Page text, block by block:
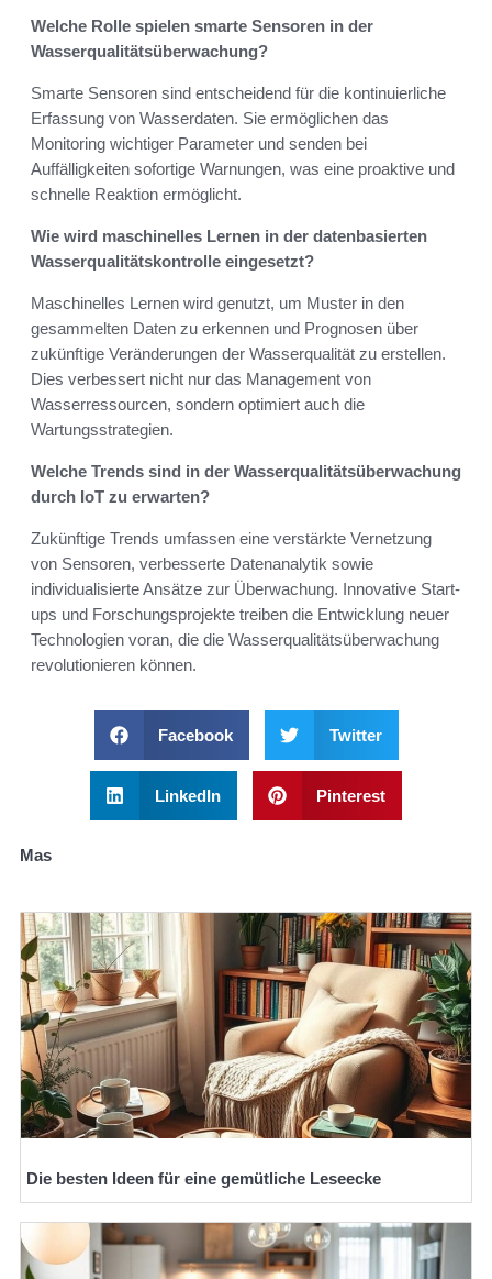
Welche Rolle spielen smarte Sensoren in der
Wasserqualitätsüberwachung?
Smarte Sensoren sind entscheidend für die kontinuierliche
Erfassung von Wasserdaten. Sie ermöglichen das
Monitoring wichtiger Parameter und senden bei
Auffälligkeiten sofortige Warnungen, was eine proaktive und
schnelle Reaktion ermöglicht.
Wie wird maschinelles Lernen in der datenbasierten
Wasserqualitätskontrolle eingesetzt?
Maschinelles Lernen wird genutzt, um Muster in den
gesammelten Daten zu erkennen und Prognosen über
zukünftige Veränderungen der Wasserqualität zu erstellen.
Dies verbessert nicht nur das Management von
Wasserressourcen, sondern optimiert auch die
Wartungsstrategien.
Welche Trends sind in der Wasserqualitätsüberwachung
durch IoT zu erwarten?
Zukünftige Trends umfassen eine verstärkte Vernetzung
von Sensoren, verbesserte Datenanalytik sowie
individualisierte Ansätze zur Überwachung. Innovative Start-
ups und Forschungsprojekte treiben die Entwicklung neuer
Technologien voran, die die Wasserqualitätsüberwachung
revolutionieren können.
Facebook Twitter
LinkedIn Pinterest
Mas
Die besten Ideen für eine gemütliche Leseecke